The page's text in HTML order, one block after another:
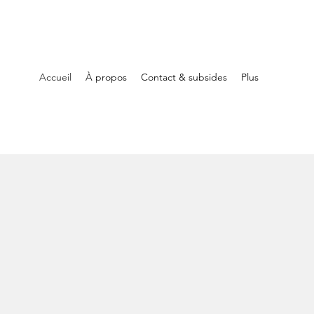
Accueil À propos Contact & subsides Plus